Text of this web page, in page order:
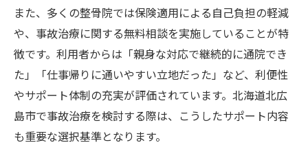
また、多くの整骨院では保険適用による自己負担の軽減
や、事故治療に関する無料相談を実施していることが特
徴です。利用者からは「親身な対応で継続的に通院でき
た」「仕事帰りに通いやすい立地だった」など、利便性
やサポート体制の充実が評価されています。北海道北広
島市で事故治療を検討する際は、こうしたサポート内容
も重要な選択基準となります。